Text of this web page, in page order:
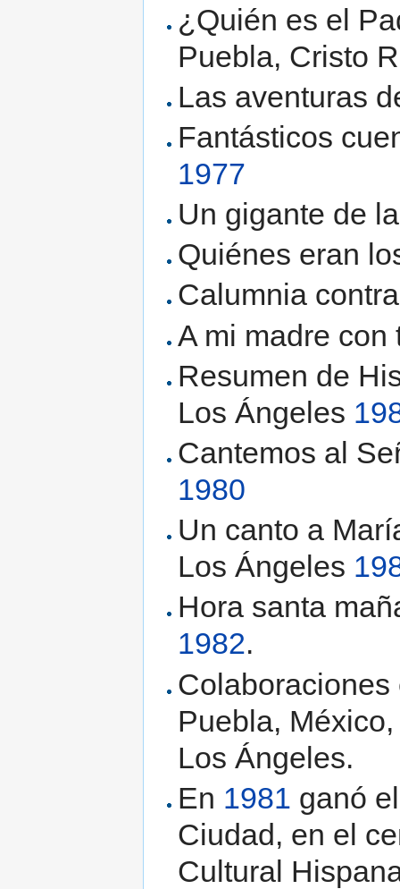
¿Quién es el
Puebla, Cristo
Las aventuras
Fantásticos
1977
Un gigante de
Quiénes eran
Calumnia
A mi madre
Resumen de
Los Ángeles
Cantemos al
1980
Un canto a
Los Ángeles
Hora santa
1982.
Puebla,
Los Ángeles.
En 1981 ganó
Ciudad, en el
Cultural